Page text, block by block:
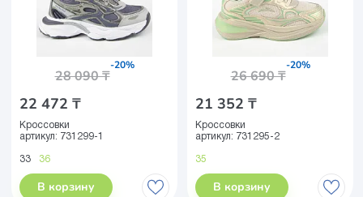
22 472 ₸
28 090 ₸
-20%
Кроссовки
артикул: 731299-1
33 36
В корзину
21 352 ₸
26 690 ₸
-20%
Кроссовки
артикул: 731295-2
35
В корзину